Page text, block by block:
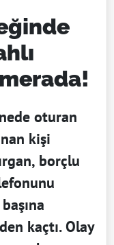
oturan
kişi
borçlu
kaçtı. Olay